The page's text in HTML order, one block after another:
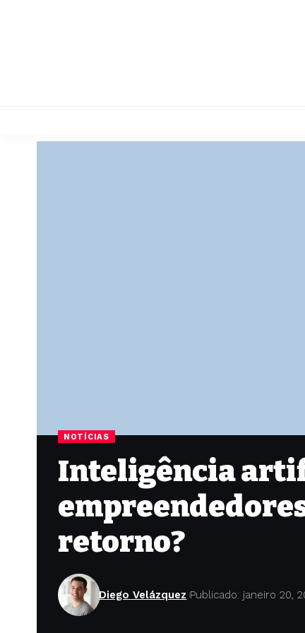
NOTÍCIAS
Inteligência
retorno?
Diego Velázquez Publicado: janeiro 20,